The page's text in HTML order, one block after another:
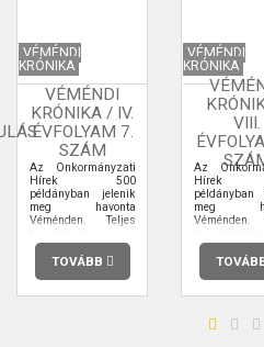
VÉMÉNDI
KRÓNIKA
VÉMÉNDI
KRÓNIKA / IV.
ÉVFOLYAM 7.
SZÁM
Az Önkormányzati
Hírek 500
példányban jelenik
meg havonta
Véménden. Teljes
terjedelmében
elolvashatja.
TOVÁBB
VÉMÉNDI
KRÓNIKA
VIII.
Az
Hírek
példányban
meg
Véménden.
terjedelmében
elolvashatja.